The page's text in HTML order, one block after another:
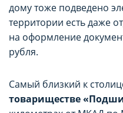
дому тоже подведено
территории есть даже
на оформление
рубля.
Самый близкий к
товариществе